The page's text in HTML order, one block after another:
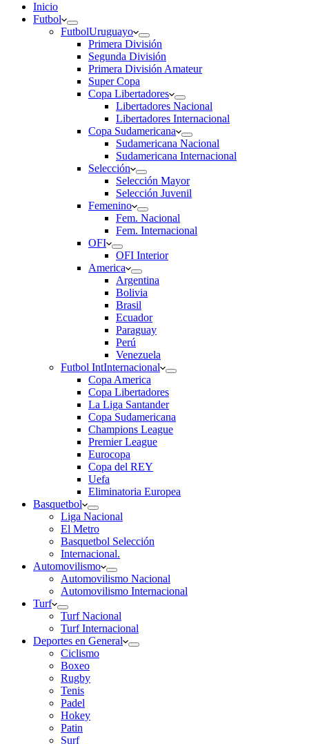
Inicio
Futbol
FutbolUruguayo
Primera División
Segunda División
Primera División Amateur
Super Copa
Copa Libertadores
Libertadores Nacional
Libertadores Internacional
Copa Sudamericana
Sudamericana Nacional
Sudamericana Internacional
Selección
Selección Mayor
Selección Juvenil
Femenino
Fem. Nacional
Fem. Internacional
OFI
OFI Interior
America
Argentina
Bolivia
Brasil
Ecuador
Paraguay
Perú
Venezuela
Futbol IntInternacional
Copa America
Copa Libertadores
La Liga Santander
Copa Sudamericana
Champions League
Premier League
Eurocopa
Copa del REY
Uefa
Eliminatoria Europea
Basquetbol
Liga Nacional
El Metro
Basquetbol Selección
Internacional.
Automovilismo
Automovilismo Nacional
Automovilismo Internacional
Turf
Turf Nacional
Turf Internacional
Deportes en General
Ciclismo
Boxeo
Rugby
Tenis
Padel
Hokey
Patin
Surf